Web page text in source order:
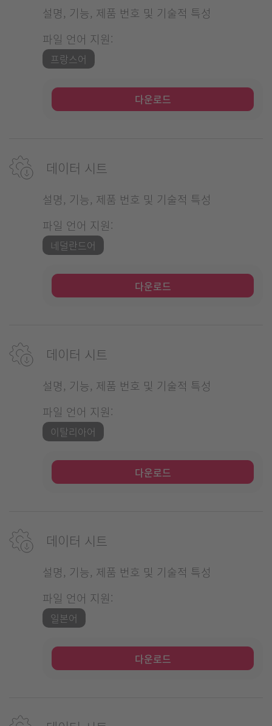
설명, 기능, 제품 번호 및 기술적 특성
파일 언어 지원:
프랑스어
다운로드
데이터 시트
설명, 기능, 제품 번호 및 기술적 특성
파일 언어 지원:
네덜란드어
다운로드
데이터 시트
설명, 기능, 제품 번호 및 기술적 특성
파일 언어 지원:
이탈리아어
다운로드
데이터 시트
설명, 기능, 제품 번호 및 기술적 특성
파일 언어 지원:
일본어
다운로드